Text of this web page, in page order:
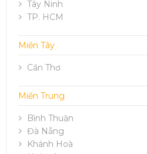
Tây Ninh
TP. HCM
Miền Tây
Cần Thơ
Miền Trung
Bình Thuận
Đà Nẵng
Khánh Hoà